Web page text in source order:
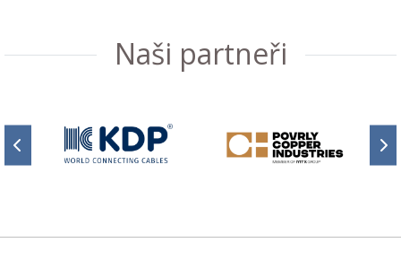
Naši partneři